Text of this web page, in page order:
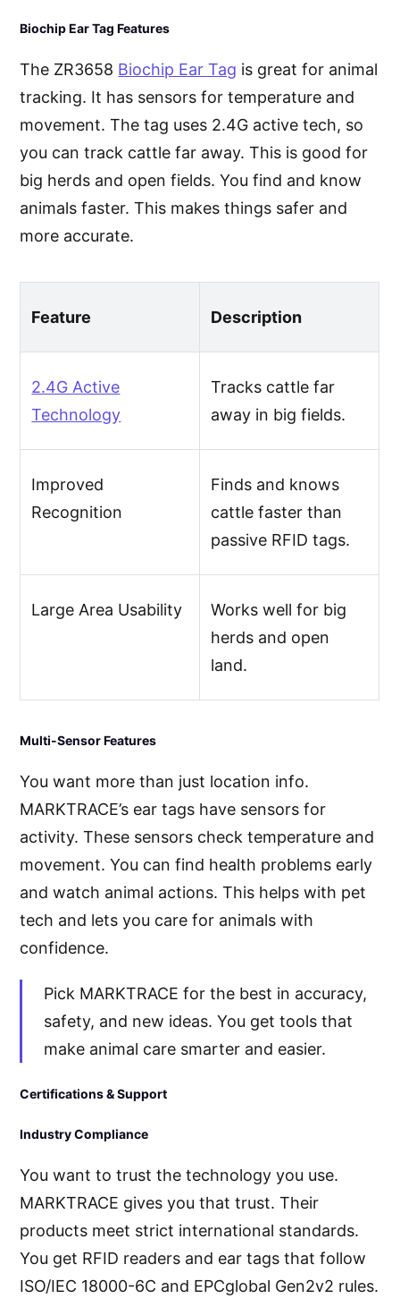
Biochip Ear Tag Features
The ZR3658 Biochip Ear Tag is great for animal
tracking. It has sensors for temperature and
movement. The tag uses 2.4G active tech, so
you can track cattle far away. This is good for
big herds and open fields. You find and know
animals faster. This makes things safer and
more accurate.
Feature Description
2.4G Active
Technology
Tracks cattle far
away in big fields.
Improved
Recognition
Finds and knows
cattle faster than
passive RFID tags.
Large Area Usability
Works well for big
herds and open
land.
Multi-Sensor Features
You want more than just location info.
MARKTRACE’s ear tags have sensors for
activity. These sensors check temperature and
movement. You can find health problems early
and watch animal actions. This helps with pet
tech and lets you care for animals with
confidence.
Pick MARKTRACE for the best in accuracy,
safety, and new ideas. You get tools that
make animal care smarter and easier.
Certifications & Support
Industry Compliance
You want to trust the technology you use.
MARKTRACE gives you that trust. Their
products meet strict international standards.
You get RFID readers and ear tags that follow
ISO/IEC 18000-6C and EPCglobal Gen2v2 rules.